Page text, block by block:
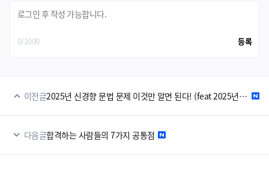
0/1000 등록
이전글2025년 신경향 문법 문제 이것만 알면 된다! (feat 2025년 지방직 9급 기술분석)
다음글합격하는 사람들의 7가지 공통점